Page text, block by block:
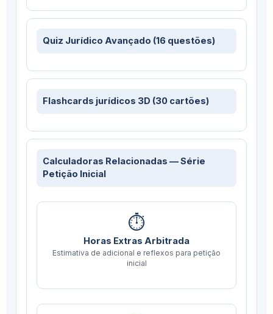
Quiz Jurídico Avançado (16 questões)
Flashcards jurídicos 3D (30 cartões)
Calculadoras Relacionadas — Série
Petição Inicial
⏱️
Horas Extras Arbitrada
Estimativa de adicional e reflexos para petição
inicial